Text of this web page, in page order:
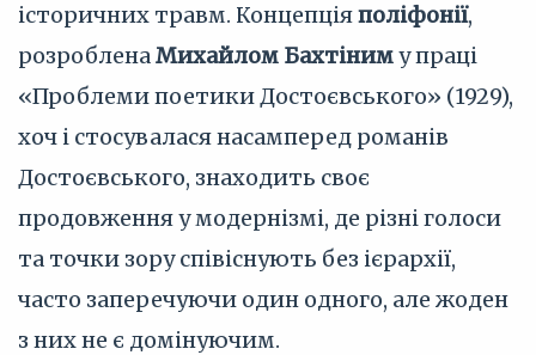
історичних травм. Концепціяполіфонії,
розробленаМихайлом Бахтіниму праці
«Проблеми поетики Достоєвського» (1929),
хоч і стосувалася насамперед романів
Достоєвського, знаходить своє
продовження у модернізмі, де різні голоси
та точки зору співіснують без ієрархії,
часто заперечуючи один одного, але жоден
з них не є домінуючим.